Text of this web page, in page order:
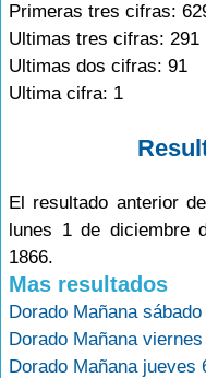
Primeras tres cifras:
Ultimas tres cifras: 291
Ultimas dos cifras: 91
Ultima cifra: 1
El resultado anterior
lunes 1 de diciembre
1866.
Mas resultados
Dorado Mañana
Dorado Mañana
Dorado Mañana jueves